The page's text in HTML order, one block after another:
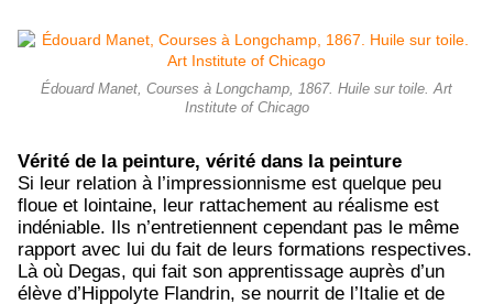
Édouard Manet, Courses à Longchamp, 1867. Huile sur toile. Art
Institute of Chicago
Vérité de la peinture, vérité dans la peinture
Si leur relation à l’impressionnisme est quelque peu
floue et lointaine, leur rattachement au réalisme est
indéniable. Ils n’entretiennent cependant pas le même
rapport avec lui du fait de leurs formations respectives.
Là où Degas, qui fait son apprentissage auprès d’un
élève d’Hippolyte Flandrin, se nourrit de l’Italie et de